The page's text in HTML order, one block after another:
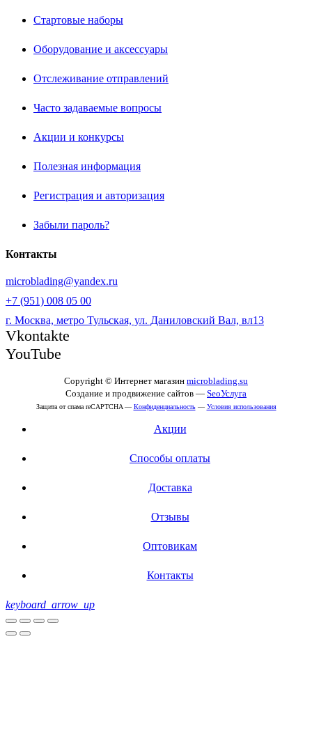
Стартовые наборы
Оборудование и аксессуары
Отслеживание отправлений
Часто задаваемые вопросы
Акции и конкурсы
Полезная информация
Регистрация и авторизация
Забыли пароль?
Контакты
microblading@yandex.ru
+7 (951) 008 05 00
г. Москва, метро Тульская, ул. Даниловский Вал, вл13
Vkontakte
YouTube
Copyright © Интернет магазин microblading.su
Создание и продвижение сайтов — SeoУслуга
Защита от спама reCAPTCHA — Конфиденциальность— Условия использования
Акции
Способы оплаты
Доставка
Отзывы
Оптовикам
Контакты
keyboard_arrow_up